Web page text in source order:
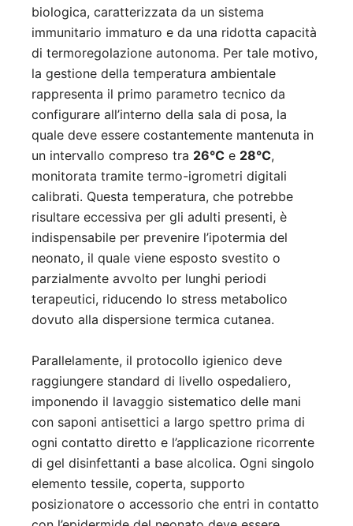
biologica, caratterizzata da un sistema
immunitario immaturo e da una ridotta capacità
di termoregolazione autonoma. Per tale motivo,
la gestione della temperatura ambientale
rappresenta il primo parametro tecnico da
configurare all’interno della sala di posa, la
quale deve essere costantemente mantenuta in
un intervallo compreso tra 26°C e 28°C,
monitorata tramite termo-igrometri digitali
calibrati. Questa temperatura, che potrebbe
risultare eccessiva per gli adulti presenti, è
indispensabile per prevenire l’ipotermia del
neonato, il quale viene esposto svestito o
parzialmente avvolto per lunghi periodi
terapeutici, riducendo lo stress metabolico
dovuto alla dispersione termica cutanea.
Parallelamente, il protocollo igienico deve
raggiungere standard di livello ospedaliero,
imponendo il lavaggio sistematico delle mani
con saponi antisettici a largo spettro prima di
ogni contatto diretto e l’applicazione ricorrente
di gel disinfettanti a base alcolica. Ogni singolo
elemento tessile, coperta, supporto
posizionatore o accessorio che entri in contatto